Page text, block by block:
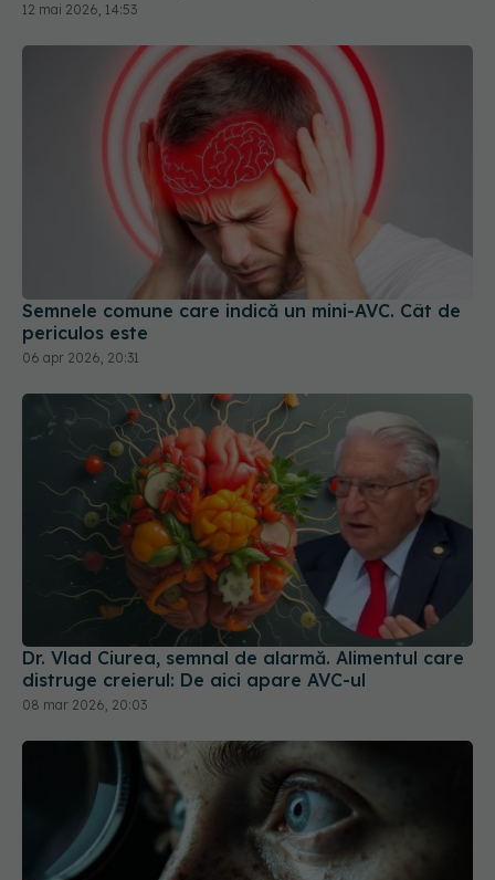
12 mai 2026, 14:53
Semnele comune care indică un mini-AVC. Cât de
periculos este
06 apr 2026, 20:31
Dr. Vlad Ciurea, semnal de alarmă. Alimentul care
distruge creierul: De aici apare AVC-ul
08 mar 2026, 20:03